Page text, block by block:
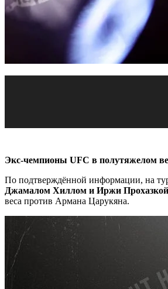
Экс-чемпионы UFC в полутяжелом
По подтверждённой информации, на
Джамалом Хиллом и Иржи Прохазкой
веса против Армана Царукяна.